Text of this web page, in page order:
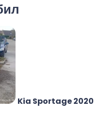
Kia Sportage 2020